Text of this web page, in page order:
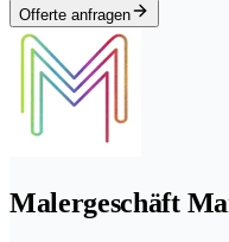
Offerte anfragen
Malergeschäft